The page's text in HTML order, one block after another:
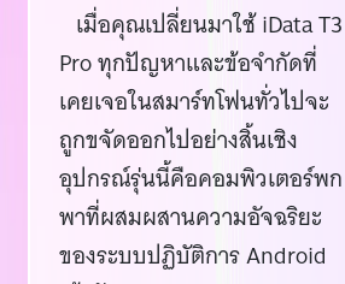
เมื่อคุณเปลี่ยนมาใช้ iData T3
Pro ทุกปัญหาและข้อจำกัดที่
เคยเจอในสมาร์ทโฟนทั่วไปจะ
ถูกขจัดออกไปอย่างสิ้นเชิง
อุปกรณ์รุ่นนี้คือคอมพิวเตอร์พก
พาที่ผสมผสานความอัจฉริยะ
ของระบบปฏิบัติการ Android